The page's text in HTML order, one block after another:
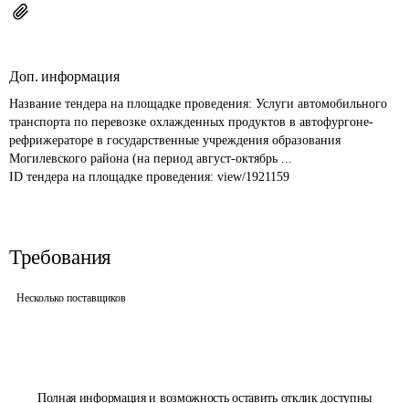
Полная информация и возможность оставить отклик доступны
Доп. информация
Название тендера на площадке проведения: Услуги автомобильного
транспорта по перевозке охлажденных продуктов в автофургоне-
рефрижераторе в государственные учреждения образования
Могилевского района (на период август-октябрь ...
ID тендера на площадке проведения: view/1921159
Требования
Несколько поставщиков